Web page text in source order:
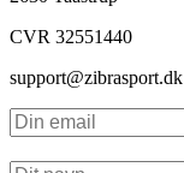
CVR 32551440
support@zibrasport.dk